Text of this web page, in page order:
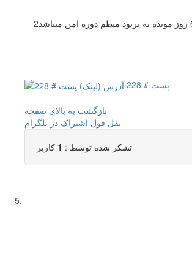
پست # 228
بازگشت به بالای صفحه
نقل قول اشتراک در تلگرام
تشکر شده توسط : 1 کاربر